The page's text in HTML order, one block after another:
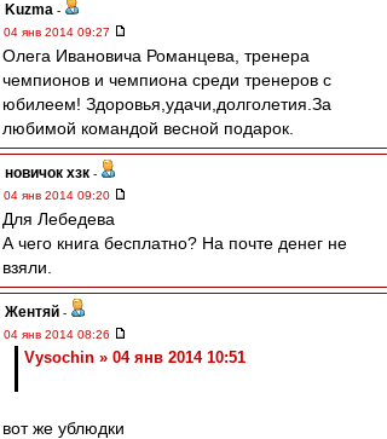
Kuzma -
04 янв 2014 09:27
Олега Ивановича Романцева, тренера
чемпионов и чемпиона среди тренеров с
юбилеем! Здоровья,удачи,долголетия.За
любимой командой весной подарок.
новичок хзк -
04 янв 2014 09:20
Для Лебедева
А чего книга бесплатно? На почте денег не
взяли.
Жентяй -
04 янв 2014 08:26
Vysochin » 04 янв 2014 10:51
вот же ублюдки